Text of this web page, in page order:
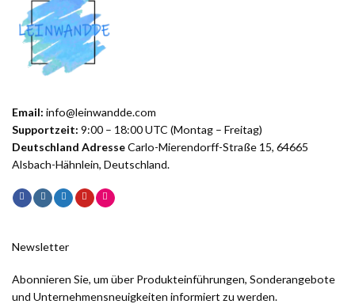
Email: info@leinwandde.com
Supportzeit: 9:00 – 18:00 UTC (Montag – Freitag)
Deutschland AdresseCarlo-Mierendorff-Straße 15, 64665
Alsbach-Hähnlein, Deutschland.
Newsletter
Abonnieren Sie, um über Produkteinführungen, Sonderangebote
und Unternehmensneuigkeiten informiert zu werden.